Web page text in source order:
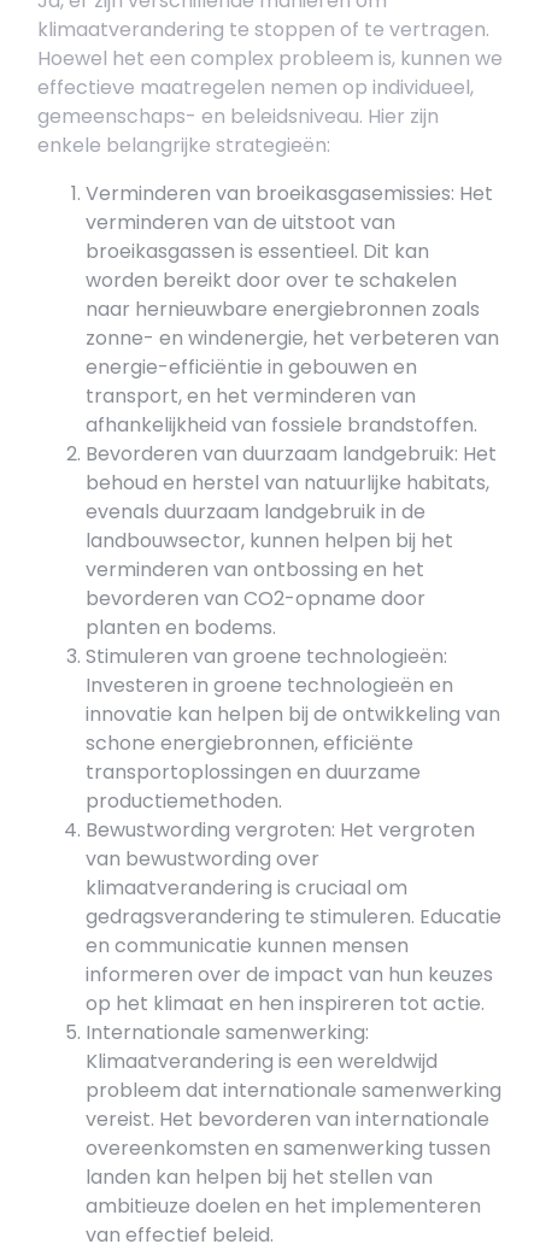
klimaatverandering te stoppen of te vertragen.
Hoewel het een complex probleem is, kunnen we
effectieve maatregelen nemen op individueel,
gemeenschaps- en beleidsniveau. Hier zijn
enkele belangrijke strategieën:
Verminderen van broeikasgasemissies: Het
verminderen van de uitstoot van
broeikasgassen is essentieel. Dit kan
worden bereikt door over te schakelen
naar hernieuwbare energiebronnen zoals
zonne- en windenergie, het verbeteren van
energie-efficiëntie in gebouwen en
transport, en het verminderen van
afhankelijkheid van fossiele brandstoffen.
Bevorderen van duurzaam landgebruik: Het
behoud en herstel van natuurlijke habitats,
evenals duurzaam landgebruik in de
landbouwsector, kunnen helpen bij het
verminderen van ontbossing en het
bevorderen van CO2-opname door
planten en bodems.
Stimuleren van groene technologieën:
Investeren in groene technologieën en
innovatie kan helpen bij de ontwikkeling van
schone energiebronnen, efficiënte
transportoplossingen en duurzame
productiemethoden.
Bewustwording vergroten: Het vergroten
van bewustwording over
klimaatverandering is cruciaal om
gedragsverandering te stimuleren. Educatie
en communicatie kunnen mensen
informeren over de impact van hun keuzes
op het klimaat en hen inspireren tot actie.
Internationale samenwerking:
Klimaatverandering is een wereldwijd
probleem dat internationale samenwerking
vereist. Het bevorderen van internationale
overeenkomsten en samenwerking tussen
landen kan helpen bij het stellen van
ambitieuze doelen en het implementeren
van effectief beleid.